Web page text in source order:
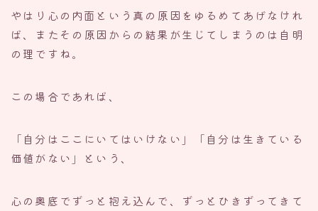
やはり心の内面という真の原因をゆるめてあげなけれ
ば、またその原因からの結果が生じてしまうのは自明
の理ですね。
この場合であれば、
「自分はここにいてはいけない」「自分は生きている
価値がない」という、
心の奥底でずっと抱え込んで、ずっとひきずってきて